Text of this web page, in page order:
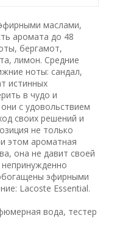
маслами,
аромата до 48
бергамот,
лимон. Средние
ноты: сандал,
истинных
в чудо и
с удовольствием
своих решений и
не только
этом ароматная
она не давит своей
эфирными
Lacoste Essential.
вода, тестер